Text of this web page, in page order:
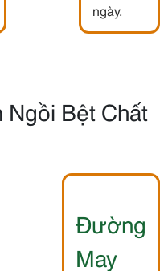
ngày.
Bệt Chất
Đường
May